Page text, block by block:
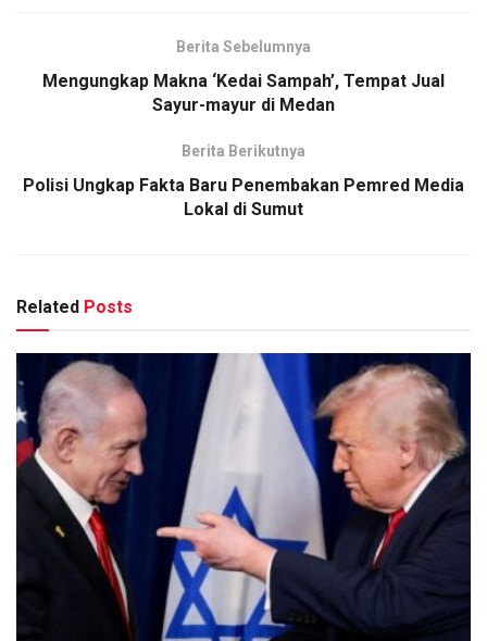
Berita Sebelumnya
Mengungkap Makna ‘Kedai Sampah’, Tempat Jual
Sayur-mayur di Medan
Berita Berikutnya
Polisi Ungkap Fakta Baru Penembakan Pemred Media
Lokal di Sumut
Related Posts